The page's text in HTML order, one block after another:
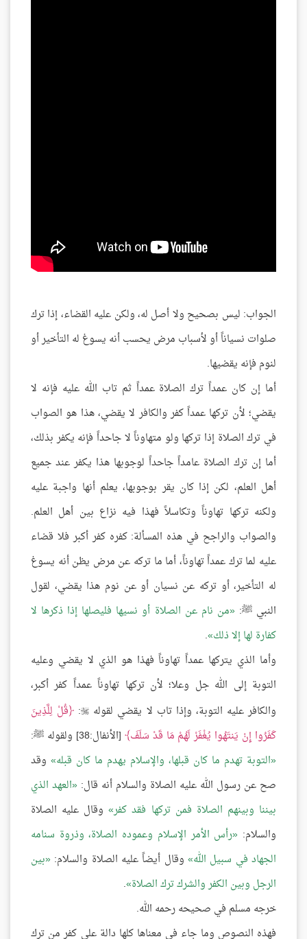
الجواب: ليس بصحيح ولا أصل له، ولكن عليه القضاء، إذا ترك
صلوات نسياناً أو لأسباب مرض يحسب أنه يسوغ له التأخير أو
لنوم فإنه يقضيها.
أما إن كان عمداً ترك الصلاة عمداً ثم تاب الله عليه فإنه لا
يقضي؛ لأن تركها عمداً كفر والكافر لا يقضي، هذا هو الصواب
في ترك الصلاة إذا تركها ولو متهاوناً لا جاحداً فإنه يكفر بذلك،
أما إن ترك الصلاة عامداً جاحداً لوجوبها هذا يكفر عند جميع
أهل العلم، لكن إذا كان يقر بوجوبها، يعلم أنها واجبة عليه
ولكنه تركها تهاوناً وتكاسلاً فهذا فيه نزاع بين أهل العلم.
والصواب والراجح في هذه المسألة: كفره كفر أكبر فلا قضاء
عليه لما ترك عمداً تهاوناً، أما ما تركه عن مرض يظن أنه يسوغ
له التأخير، أو تركه عن نسيان أو عن نوم هذا يقضي، لقول
النبي ﷺ: من نام عن الصلاة أو نسيها فليصلها إذا ذكرها لا
كفارة لها إلا ذلك .
وأما الذي يتركها عمداً تهاوناً فهذا هو الذي لا يقضي وعليه
التوبة إلى الله جل وعلا؛ لأن تركها تهاوناً عمداً كفر أكبر،
والكافر عليه التوبة، وإذا تاب لا يقضي لقوله 
: قُلْ لِلَّذِينَ
كَفَرُوا إِنْ يَنتَهُوا يُغْفَرْ لَهُمْ مَا قَدْ سَلَفَ [الأنفال:38] ولقوله ﷺ:
التوبة تهدم ما كان قبلها، والإسلام يهدم ما كان قبله وقد
صح عن رسول الله عليه الصلاة والسلام أنه قال: العهد الذي
بيننا وبينهم الصلاة فمن تركها فقد كفر وقال عليه الصلاة
والسلام: رأس الأمر الإسلام وعموده الصلاة، وذروة سنامه
الجهاد في سبيل الله وقال أيضاً عليه الصلاة والسلام: بين
الرجل وبين الكفر والشرك ترك الصلاة .
خرجه مسلم في صحيحه رحمه الله.
فهذه النصوص وما جاء في معناها كلها دالة على كفر من ترك